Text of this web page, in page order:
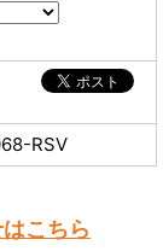
RSV
こちら